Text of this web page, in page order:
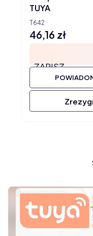
T642
TUYA
Cena
46,16 zł
ZAPISZ